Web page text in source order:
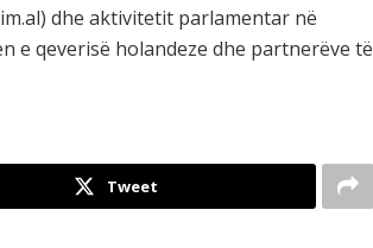
dhe aktivitetit parlamentar në
e qeverisë holandeze dhe partnerëve të
Tweet